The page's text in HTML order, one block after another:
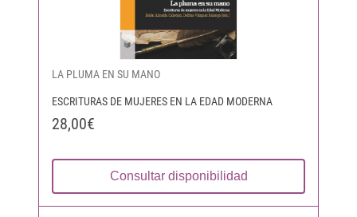
LA PLUMA EN SU MANO
ESCRITURAS DE MUJERES EN LA EDAD MODERNA
28,00€
Consultar disponibilidad